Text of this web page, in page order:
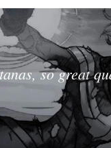
so great